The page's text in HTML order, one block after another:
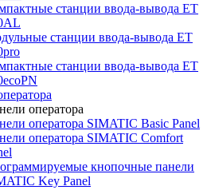
станции ввода-вывода ET
станции ввода-вывода ET
станции ввода-вывода ET
оператора
оператора SIMATIC Basic Panel
оператора SIMATIC Comfort
кнопочные панели
Key Panel